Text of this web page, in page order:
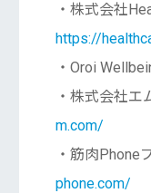
・株式会社
https://
・Oroi
・株式会社エ
m.com/
・筋肉Phone
phone.com/